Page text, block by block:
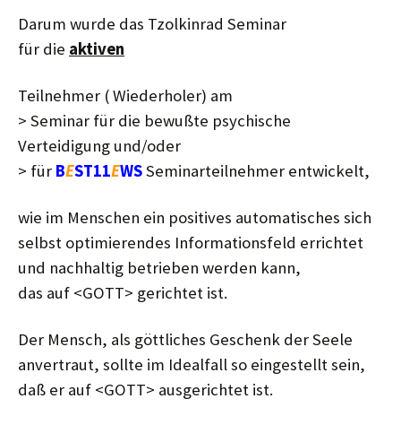
Darum wurde das Tzolkinrad Seminar
für die aktiven
Teilnehmer ( Wiederholer) am
> Seminar für die bewußte psychische
Verteidigung und/oder
> für BEST11EWSSeminarteilnehmer entwickelt,
wie im Menschen ein positives automatisches sich
selbst optimierendes Informationsfeld errichtet
und nachhaltig betrieben werden kann,
das auf <GOTT> gerichtet ist.
Der Mensch, als göttliches Geschenk der Seele
anvertraut, sollte im Idealfall so eingestellt sein,
daß er auf <GOTT> ausgerichtet ist.